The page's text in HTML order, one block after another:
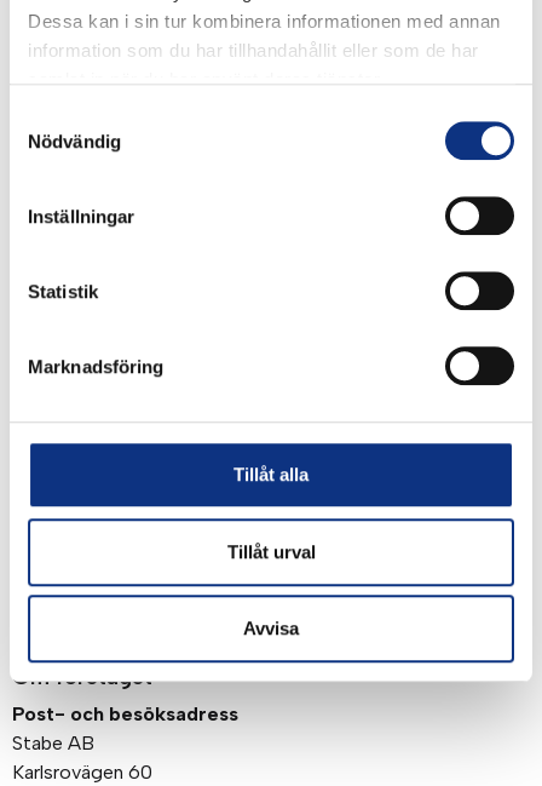
Dessa kan i sin tur kombinera informationen med annan
information som du har tillhandahållit eller som de har
Nödvändig
Inställningar
Statistik
Marknadsföring
Tillåt alla
Tillåt urval
Avvisa
Stabes nyhetsbrev
Genom att klicka på “Signa upp” dig bekräftar du
Om företaget
Post- och besöksadress
Stabe AB
Karlsrovägen 60